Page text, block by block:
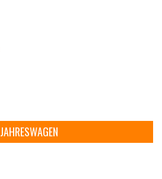
JAHRESWAGEN